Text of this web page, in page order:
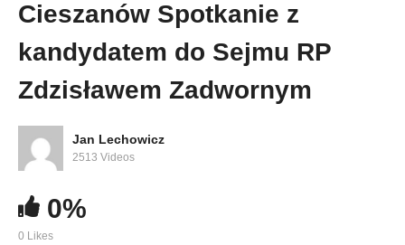
Cieszanów Spotkanie z
kandydatem do Sejmu RP
Zdzisławem Zadwornym
Jan Lechowicz
2513 Videos
0%
0 Likes